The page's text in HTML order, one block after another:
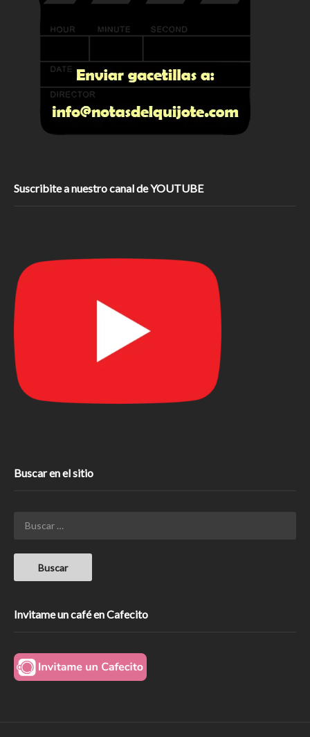
Suscribite a nuestro canal de YOUTUBE
Buscar en el sitio
Invitame un café en Cafecito